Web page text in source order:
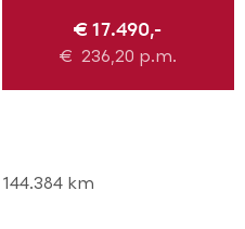
€ 17.490,-
€236,20 p.m.
144.384 km